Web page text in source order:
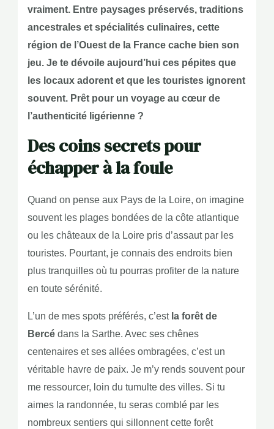
vraiment. Entre paysages préservés, traditions
ancestrales et spécialités culinaires, cette
région de l’Ouest de la France cache bien son
jeu. Je te dévoile aujourd’hui ces pépites que
les locaux adorent et que les touristes ignorent
souvent. Prêt pour un voyage au cœur de
l’authenticité ligérienne ?
Des coins secrets pour
échapper à la foule
Quand on pense aux Pays de la Loire, on imagine
souvent les plages bondées de la côte atlantique
ou les châteaux de la Loire pris d’assaut par les
touristes. Pourtant, je connais des endroits bien
plus tranquilles où tu pourras profiter de la nature
en toute sérénité.
L’un de mes spots préférés, c’est la forêt de
Bercédans la Sarthe. Avec ses chênes
centenaires et ses allées ombragées, c’est un
véritable havre de paix. Je m’y rends souvent pour
me ressourcer, loin du tumulte des villes. Si tu
aimes la randonnée, tu seras comblé par les
nombreux sentiers qui sillonnent cette forêt